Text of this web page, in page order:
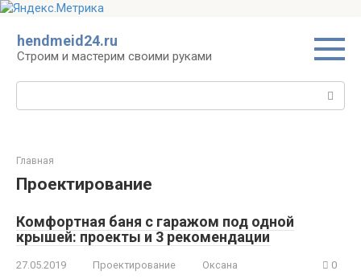
контенту
hendmeid24.ru
Строим и мастерим своими руками
Поиск:
Главная
Проектирование
Комфортная баня с гаражом под одной
крышей: проекты и 3 рекомендации
27.05.2019 Проектирование Оксана 0